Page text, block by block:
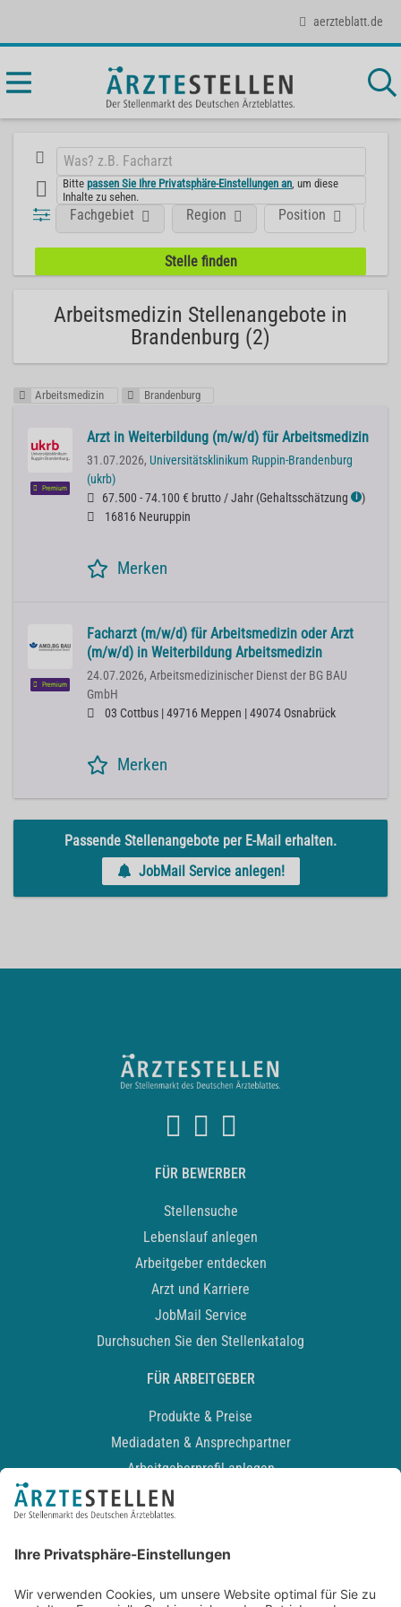
aerzteblatt.de
Bittepassen Sie Ihre Privatsphäre-Einstellungen an , um diese
Inhalte zu sehen.
Position
Fachgebiet Region
Arbeitsmedizin Stellenangebote in
Brandenburg (2)
Arbeitsmedizin Brandenburg
Premium
Arzt in Weiterbildung (m/w/d) für Arbeitsmedizin
31.07.2026, Universitätsklinikum Ruppin-Brandenburg
(ukrb)
67.500 - 74.100 € brutto / Jahr (Gehaltsschätzung ℹ )
16816 Neuruppin
Merken
Premium
Facharzt (m/w/d) für Arbeitsmedizin oder Arzt
(m/w/d) in Weiterbildung Arbeitsmedizin
24.07.2026, Arbeitsmedizinischer Dienst der BG BAU
GmbH
03 Cottbus | 49716 Meppen | 49074 Osnabrück
Merken
Passende Stellenangebote per E-Mail erhalten.
JobMail Service anlegen!
FÜR BEWERBER
Stellensuche
Lebenslauf anlegen
Arbeitgeber entdecken
Arzt und Karriere
JobMail Service
Durchsuchen Sie den Stellenkatalog
FÜR ARBEITGEBER
Produkte & Preise
Mediadaten & Ansprechpartner
Arbeitgeberprofil anlegen
Recruiting-Podcast
Kontakt